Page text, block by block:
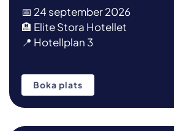
📅 24 september 2026
🏨 Elite Stora Hotellet
📍 Hotellplan 3
Boka plats